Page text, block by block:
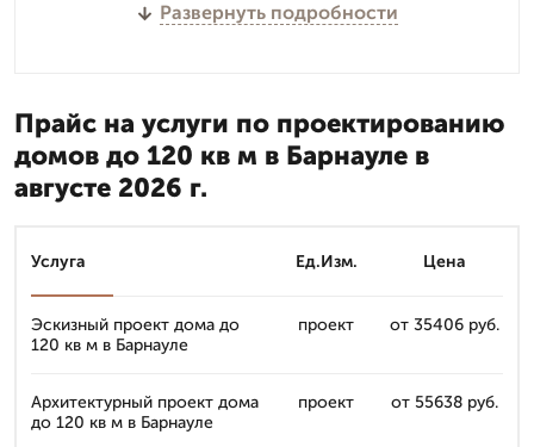
Развернуть подробности
Прайс на услуги по проектированию
домов до 120 кв м в Барнауле в
августе 2026 г.
Услуга Ед.Изм. Цена
Эскизный проект дома до
120 кв м в Барнауле
проект от 35406 руб.
Архитектурный проект дома
до 120 кв м в Барнауле
проект от 55638 руб.